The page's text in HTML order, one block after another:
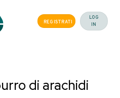
REGISTRATI
LOG
IN
di arachidi